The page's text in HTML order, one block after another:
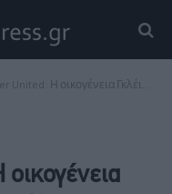
Γκλέιζερ εξετάζει την πώληση του μεριδίου της μετά από 20 χρόνια